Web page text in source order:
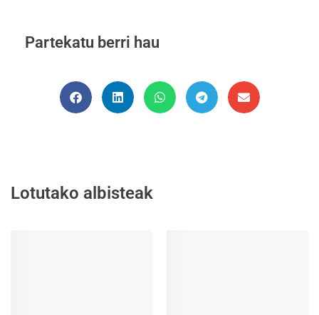
Partekatu berri hau
Lotutako albisteak